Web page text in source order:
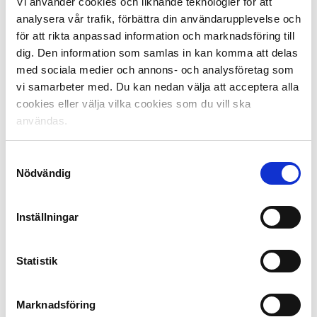
analysera vår trafik, förbättra din användarupplevelse och
för att rikta anpassad information och marknadsföring till
dig. Den information som samlas in kan komma att delas
med sociala medier och annons- och analysföretag som
vi samarbeter med. Du kan nedan välja att acceptera alla
cookies eller välja vilka cookies som du vill ska
användas.
Nödvändig
Inställningar
Statistik
Marknadsföring
– Vi hoppas förstås på Allsvenskan. Den nya arenan
uppfyller inte riktigt kraven för spel i Allsvenskan, men
den uppfyller kraven för att få dispens i åtta år från
Svenska Fotbollförbundet. Det vet vi.
– Vi vill skapa en bra stämning på våra hemmamatcher
kan känna sig välkomna och trygga.